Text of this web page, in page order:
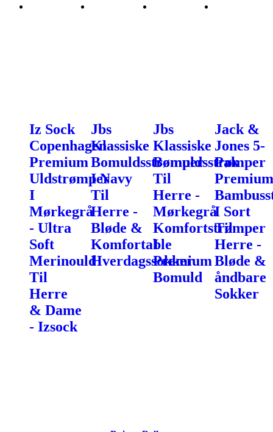
Iz Sock
Copenhagen
Premium
Uldstrømper
I
Mørkegrå
- Ultra
Soft
Merinould
Til
Herre
& Dame
- Izsock
Jbs
Klassiske
Bomuldsstrømper
I Navy
Til
Herre -
Bløde &
Komfortable
Hverdagssokker
Jbs
Klassiske
Bomuldsstrømper
Til
Herre -
Mørkegrå
Komfortstrømper
I
Premium
Bomuld
Jack &
Jones 5-
Pak
Premium
I Sort
Til
Herre -
Bløde &
åndbare
Sokker